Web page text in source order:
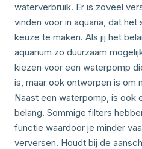
waterverbruik. Er is zoveel
vinden voor in aquaria, dat
keuze te maken. Als jij het
aquarium zo duurzaam
kiezen voor een waterpomp
is, maar ook ontworpen is om
Naast een waterpomp, is ook
belang. Sommige filters
functie waardoor je minder
verversen. Houdt bij de